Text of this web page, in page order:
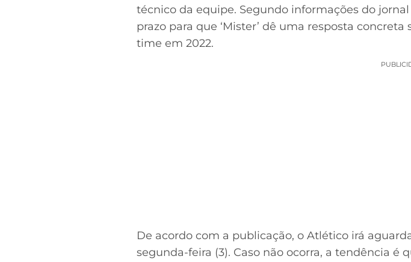
técnico da equipe. Segundo informações do
prazo para que ‘Mister’ dê uma resposta
time em 2022.
De acordo com a publicação, o Atlético irá
segunda-feira (3). Caso não ocorra, a tendência é